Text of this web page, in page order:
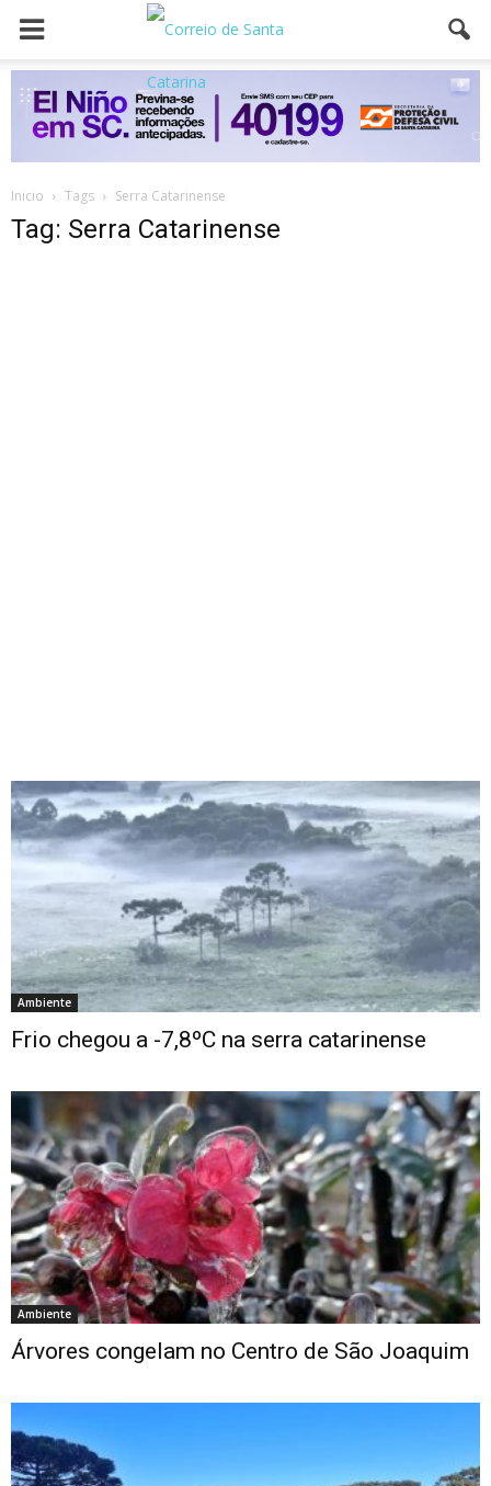
Inicio Tags Serra Catarinense
Tag: Serra Catarinense
Ambiente
Frio chegou a -7,8ºC na serra catarinense
Ambiente
Árvores congelam no Centro de São Joaquim